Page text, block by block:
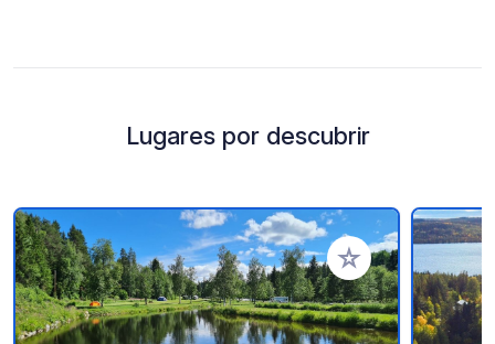
Lugares por descubrir
Añadir a tus